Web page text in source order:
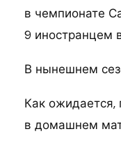
в чемпионате
9 иностранцем
В нынешнем
Как ожидается,
в домашнем